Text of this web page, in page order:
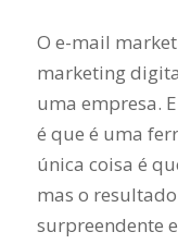
O e-mail
marketing
uma empresa.
é que é uma
única coisa é
mas o
surpreendente